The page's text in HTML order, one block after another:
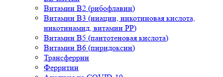
Витамин В2 (рибофлавин)
Витамин В3 (ниацин, никотиновая кислота,
никотинамид, витамин PP)
Витамин В5 (пантотеновая кислота)
Витамин В6 (пиридоксин)
Трансферрин
Ферритин